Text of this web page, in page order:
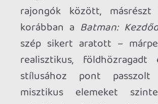
Nem sokkalAz első éveseményei után
járunk: a Sötét Lovag elhivatottan végzi
mindennapi munkáját Gothamben,
azonban túlzott hatékonysága egy idő